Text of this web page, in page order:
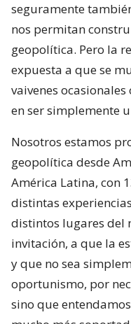
seguramente
nos permitan
geopolítica. Pero la
expuesta a que se
vaivenes
en ser simplemente
Nosotros estamos
geopolítica desde
América Latina, con
distintas
distintos lugares del
invitación, a que la
y que no sea
oportunismo, por
sino que